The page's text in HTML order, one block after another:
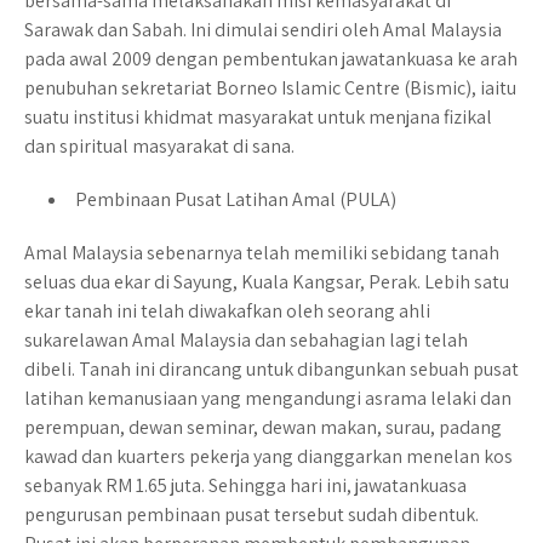
Sarawak dan Sabah. Ini dimulai sendiri oleh Amal Malaysia
pada awal 2009 dengan pembentukan jawatankuasa ke arah
penubuhan sekretariat Borneo Islamic Centre (Bismic), iaitu
suatu institusi khidmat masyarakat untuk menjana fizikal
dan spiritual masyarakat di sana.
Pembinaan Pusat Latihan Amal (PULA)
Amal Malaysia sebenarnya telah memiliki sebidang tanah
seluas dua ekar di Sayung, Kuala Kangsar, Perak. Lebih satu
ekar tanah ini telah diwakafkan oleh seorang ahli
sukarelawan Amal Malaysia dan sebahagian lagi telah
dibeli. Tanah ini dirancang untuk dibangunkan sebuah pusat
latihan kemanusiaan yang mengandungi asrama lelaki dan
perempuan, dewan seminar, dewan makan, surau, padang
kawad dan kuarters pekerja yang dianggarkan menelan kos
sebanyak RM 1.65 juta. Sehingga hari ini, jawatankuasa
pengurusan pembinaan pusat tersebut sudah dibentuk.